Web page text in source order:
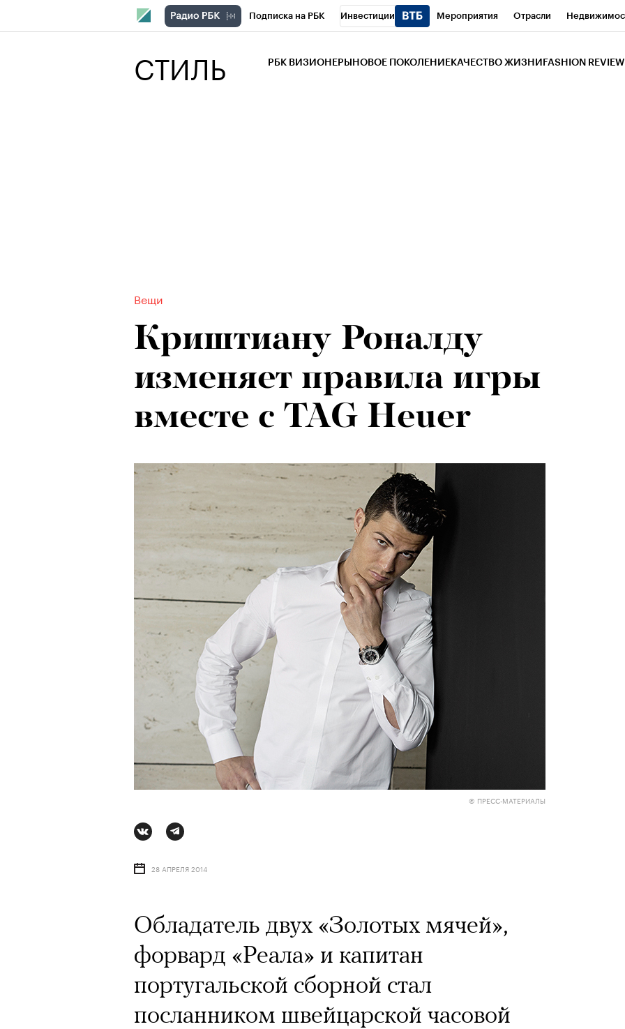
Подписка на РБК Инвестиции Мероприятия Отрасли
СТИЛЬ РБК ВИЗИОНЕРЫ НОВОЕ ПОКОЛЕНИЕ КАЧЕСТВО ЖИЗНИ FASHION REVIEW
Вещи
Криштиану Роналду
изменяет правила игры
вместе с TAG Heuer
© ПРЕСС-МАТЕРИАЛЫ
28 АПРЕЛЯ 2014
Обладатель двух «Золотых мячей»,
форвард «Реала» и капитан
португальской сборной стал
посланником швейцарской часовой